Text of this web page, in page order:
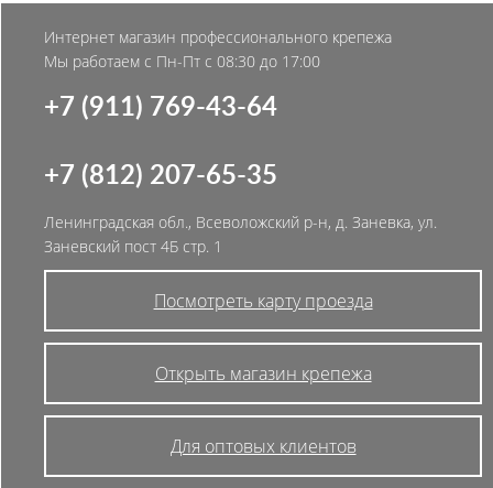
Интернет магазин профессионального крепежа
Мы работаем с Пн-Пт с 08:30 до 17:00
+7 (911) 769-43-64
+7 (812) 207-65-35
Ленинградская обл., Всеволожский р-н, д. Заневка, ул.
Заневский пост 4Б стр. 1
Посмотреть карту проезда
Открыть магазин крепежа
Для оптовых клиентов